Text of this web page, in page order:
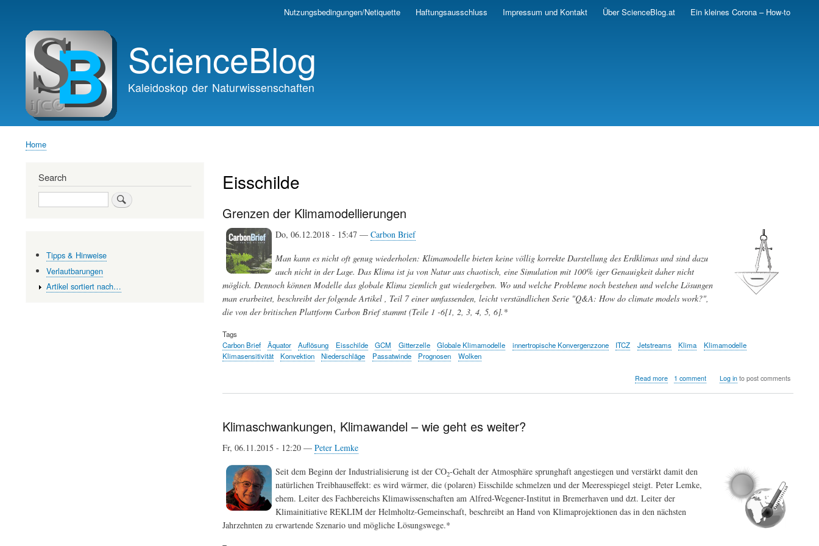
Skip
navigation
Nutzungsbedingungen/Netiquette Haftungsausschluss Impressum und Kontakt Über ScienceBlog.at Ein kleines Corona – How-to
ScienceBlog
Kaleidoskop der Naturwissenschaften
Home
Eisschilde
Grenzen der Klimamodellierungen
Do, 06.12.2018 - 15:47 — Carbon Brief
Man kann es nicht oft genug wiederholen: Klimamodelle bieten keine völlig korrekte Darstellung des Erdklimas und sind dazu
auch nicht in der Lage. Das Klima ist ja von Natur aus chaotisch, eine Simulation mit 100% iger Genauigkeit daher nicht
möglich. Dennoch können Modelle das globale Klima ziemlich gut wiedergeben. Wo und welche Probleme noch bestehen und welche Lösungen
man erarbeitet, beschreibt der folgende Artikel , Teil 7 einer umfassenden, leicht verständlichen Serie "Q&A: How do climate models work?",
die von der britischen Plattform Carbon Brief stammt (Teile 1 -6[1, 2, 3, 4, 5, 6].*
Tags
Carbon Brief
Äquator Auflösung Eisschilde GCM Gitterzelle Globale Klimamodelle innertropische Konvergenzzone ITCZ Jetstreams Klima
Klimamodelle
Klimasensitivität
Konvektion Niederschläge Passatwinde Prognosen Wolken
Read moreabout
1 comment Log into post comments
Klimaschwankungen, Klimawandel – wie geht es weiter?
Fr, 06.11.2015 - 12:20 — Peter Lemke
Seit dem Beginn der Industrialisierung ist der CO2-Gehalt der Atmosphäre sprunghaft angestiegen und verstärkt damit den
natürlichen Treibhauseffekt: es wird wärmer, die (polaren) Eisschilde schmelzen und der Meeresspiegel steigt. Peter Lemke,
ehem. Leiter des Fachbereichs Klimawissenschaften am Alfred-Wegener-Institut in Bremerhaven und dzt. Leiter der
Klimainitiative REKLIM der Helmholtz-Gemeinschaft, beschreibt an Hand von Klimaprojektionen das in den nächsten
Jahrzehnten zu erwartende Szenario und mögliche Lösungswege.*
Search
Search
Tipps & Hinweise
Verlautbarungen
Artikel sortiert nach…